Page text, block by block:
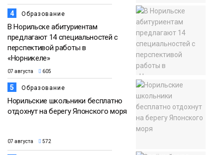
4 Образование
В Норильске абитуриентам
предлагают 14 специальностей с
перспективой работы в
«Норникеле»
07 августа 605
5 Образование
Норильские школьники бесплатно
отдохнут на берегу Японского моря
07 августа 572